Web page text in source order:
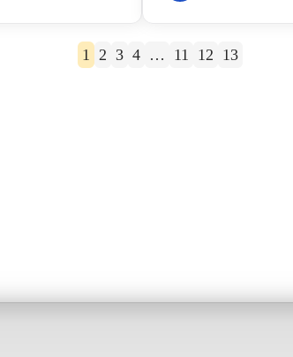
1 2 3 4 … 11 12 13